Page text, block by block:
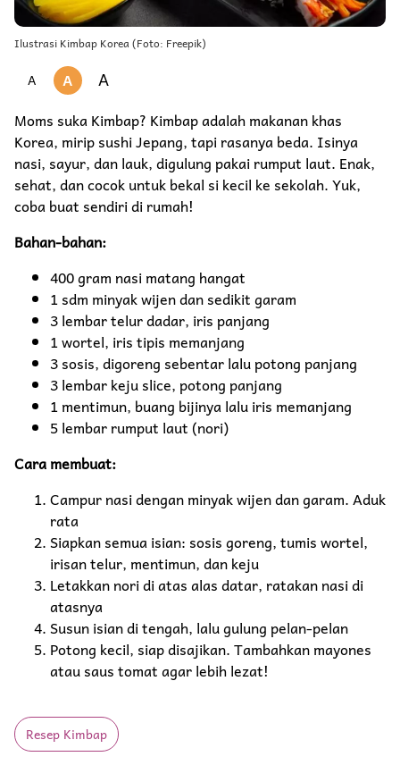
Ilustrasi Kimbap Korea (Foto: Freepik)
A A A
Moms suka Kimbap? Kimbap adalah makanan khas
Korea, mirip sushi Jepang, tapi rasanya beda. Isinya
nasi, sayur, dan lauk, digulung pakai rumput laut. Enak,
sehat, dan cocok untuk bekal si kecil ke sekolah. Yuk,
coba buat sendiri di rumah!
Bahan-bahan:
400 gram nasi matang hangat
1 sdm minyak wijen dan sedikit garam
3 lembar telur dadar, iris panjang
1 wortel, iris tipis memanjang
3 sosis, digoreng sebentar lalu potong panjang
3 lembar keju slice, potong panjang
1 mentimun, buang bijinya lalu iris memanjang
5 lembar rumput laut (nori)
Cara membuat:
Campur nasi dengan minyak wijen dan garam. Aduk
rata
Siapkan semua isian: sosis goreng, tumis wortel,
irisan telur, mentimun, dan keju
Letakkan nori di atas alas datar, ratakan nasi di
atasnya
Susun isian di tengah, lalu gulung pelan-pelan
Potong kecil, siap disajikan. Tambahkan mayones
atau saus tomat agar lebih lezat!
Resep Kimbap